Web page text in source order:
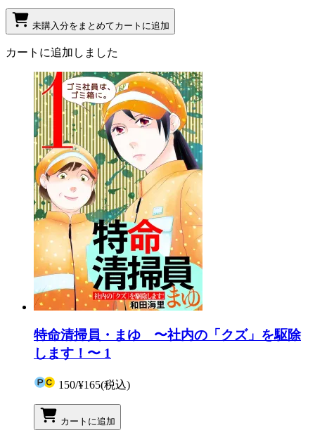
未購入分をまとめてカートに追加
カートに追加しました
特命清掃員・まゆ 〜社内の「クズ」を駆除
します！〜 1
150/¥165(税込)
カートに追加